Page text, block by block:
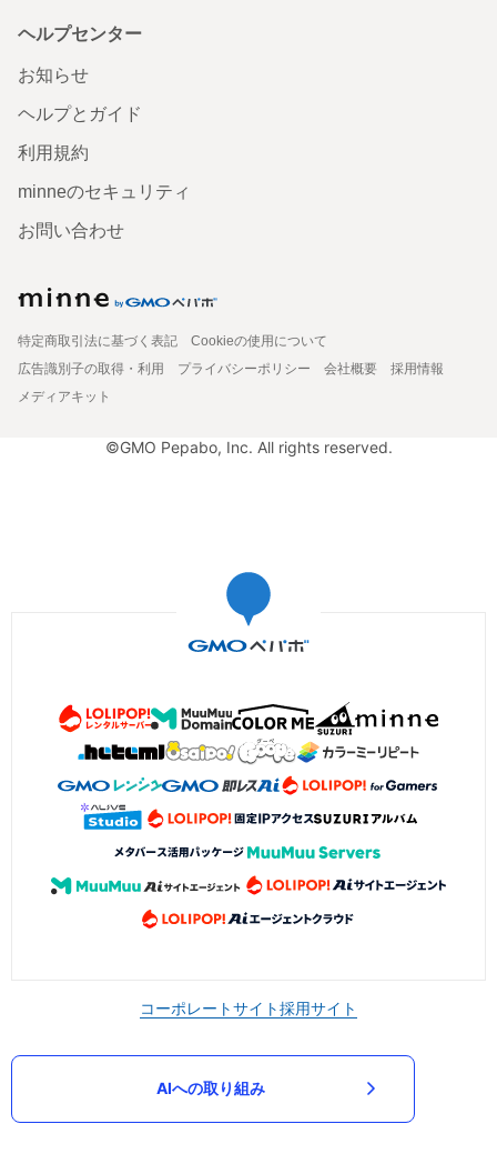
ヘルプセンター
お知らせ
ヘルプとガイド
利用規約
minneのセキュリティ
お問い合わせ
特定商取引法に基づく表記
Cookieの使用について
広告識別子の取得・利用
プライバシーポリシー 会社概要
採用情報
メディアキット
©GMO Pepabo, Inc. All rights reserved.
コーポレートサイト採用サイト
AIへの取り組み